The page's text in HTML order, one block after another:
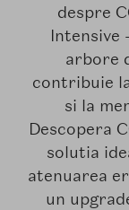
despre
Intensive
arbore
contribuie
si la
Descopera
solutia
atenuarea
un